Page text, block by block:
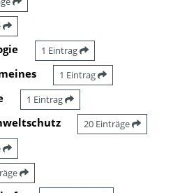
1 Eintrag
1 Eintrag
1 Eintrag
20 Einträge